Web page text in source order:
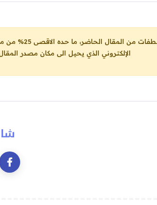
ما حده الاقصى 25% من مجموع المقال، شرط: ذكر اسم المؤلف والناشر ووضع رابط
الإلكتروني الذي يحيل الى مكان مصدر